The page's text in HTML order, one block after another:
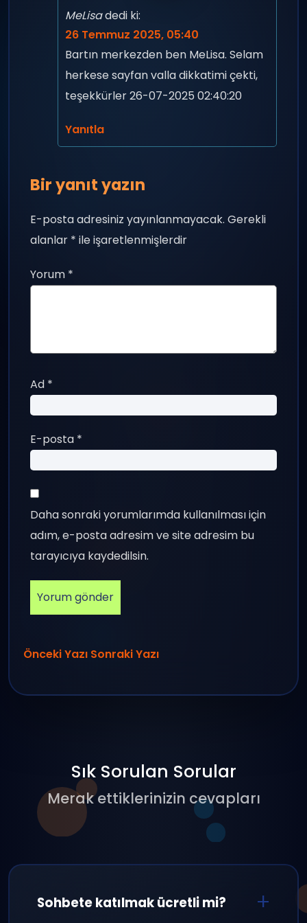
MeLisadedi ki:
26 Temmuz 2025, 05:40
Bartın merkezden ben MeLisa. Selam
herkese sayfan valla dikkatimi çekti,
teşekkürler 26-07-2025 02:40:20
Yanıtla
Bir yanıt yazın
E-posta adresiniz yayınlanmayacak. Gerekli
alanlar * ile işaretlenmişlerdir
Yorum *
Ad *
E-posta *
Daha sonraki yorumlarımda kullanılması için
adım, e-posta adresim ve site adresim bu
tarayıcıya kaydedilsin.
Önceki Yazı Sonraki Yazı
Sık Sorulan Sorular
Merak ettiklerinizin cevapları
Sohbete katılmak ücretli mi?